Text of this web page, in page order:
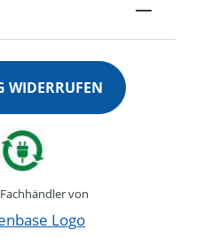
WIDERRUFEN
von